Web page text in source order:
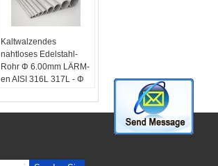
Kaltwalzendes
nahtloses Edelstahl-
Rohr Φ 6.00mm LÄRM-
en AISI 316L 317L - Φ
Produkt-:316